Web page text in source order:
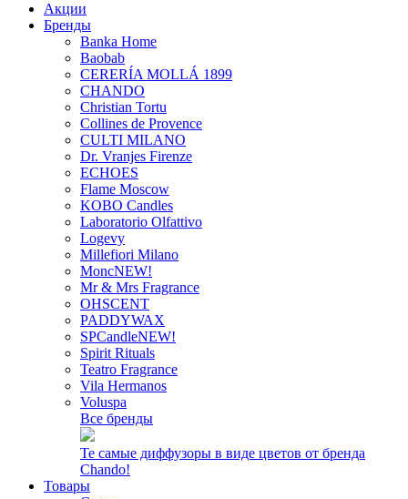
Акции
Бренды
Banka Home
Baobab
CERERÍA MOLLÁ 1899
CHANDO
Christian Tortu
Collines de Provence
CULTI MILANO
Dr. Vranjes Firenze
ECHOES
Flame Moscow
KOBO Candles
Laboratorio Olfattivo
Logevy
Millefiori Milano
MoncNEW!
Mr & Mrs Fragrance
OHSCENT
PADDYWAX
SPCandleNEW!
Spirit Rituals
Teatro Fragrance
Vila Hermanos
Voluspa
Все бренды
Те самые диффузоры в виде цветов от бренда
Chando!
Товары